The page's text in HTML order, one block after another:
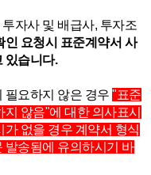
자사 및 배급사, 투자조
요청시
표준계약서 사
있습니다.
필요하지 않은 경우 "표준
않음"에 대한 의사표시
가 없을 경우 계약서 형식
발송됨에 유의하시기 바